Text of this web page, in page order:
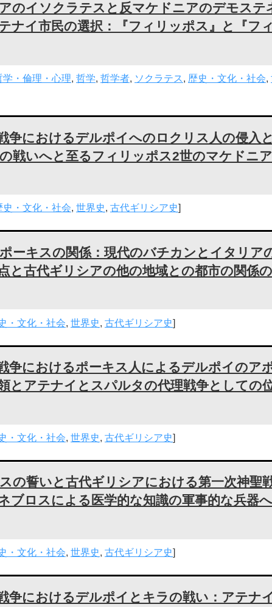
のイソクラテスと反マケドニアのデモステ
ナイ市民の選択：『フィリッポス』と『フ
学・倫理・心理, 哲学, 哲学者, ソクラテス, 歴史・文化・社会,
争におけるデルポイへのロクリス人の侵入
戦いへと至るフィリッポス2世のマケドニ
史・文化・社会, 世界史, 古代ギリシア史]
ーキスの関係：現代のバチカンとイタリア
と古代ギリシアの他の地域との都市の関係
・文化・社会, 世界史, 古代ギリシア史]
争におけるポーキス人によるデルポイのア
とアテナイとスパルタの代理戦争としての
・文化・社会, 世界史, 古代ギリシア史]
の誓いと古代ギリシアにおける第一次神聖
ブロスによる医学的な知識の軍事的な兵器
・文化・社会, 世界史, 古代ギリシア史]
争におけるデルポイとキラの戦い：アテナ